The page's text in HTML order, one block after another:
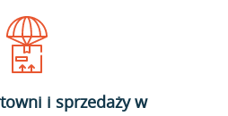
i sprzedaży w